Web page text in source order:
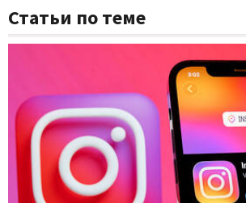
Статьи по теме